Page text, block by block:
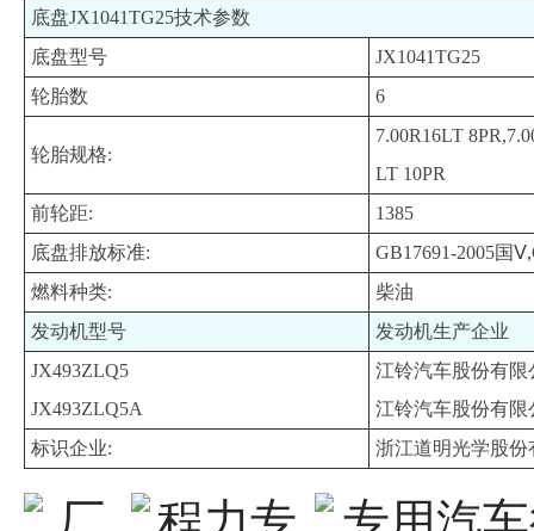
底盘JX1041TG25技术参数
底盘型号
JX1041TG25
轮胎数
6
轮胎规格:
7.00R16LT
LT 10PR
前轮距:
1385
底盘排放标准:
GB17691-2005国
燃料种类:
柴油
发动机型号
发动机生产企业
JX493ZLQ5
JX493ZLQ5A
江铃汽车股份有限
江铃汽车股份有限
标识企业:
浙江道明光学股份